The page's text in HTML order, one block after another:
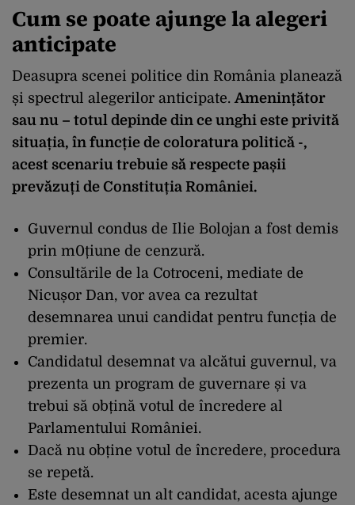
Cum se poate ajunge la alegeri
anticipate
Deasupra scenei politice din România planează
și spectrul alegerilor anticipate.Amenințător
sau nu – totul depinde din ce unghi este privită
situația, în funcție de coloratura politică -,
acest scenariu trebuie să respecte pașii
prevăzuți de Constituția României.
Guvernul condus de Ilie Bolojan a fost demis
prin m0țiune de cenzură.
Consultările de la Cotroceni, mediate de
Nicușor Dan, vor avea ca rezultat
desemnarea unui candidat pentru funcția de
premier.
Candidatul desemnat va alcătui guvernul, va
prezenta un program de guvernare și va
trebui să obțină votul de încredere al
Parlamentului României.
Dacă nu obține votul de încredere, procedura
se repetă.
Este desemnat un alt candidat, acesta ajunge